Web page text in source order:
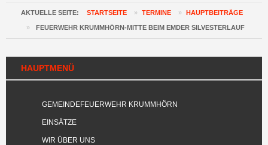
AKTUELLE SEITE: STARTSEITE » TERMINE » HAUPTBEITRÄGE
» FEUERWEHR KRUMMHÖRN-MITTE BEIM EMDER SILVESTERLAUF
HAUPTMENÜ
GEMEINDEFEUERWEHR KRUMMHÖRN
EINSÄTZE
WIR ÜBER UNS